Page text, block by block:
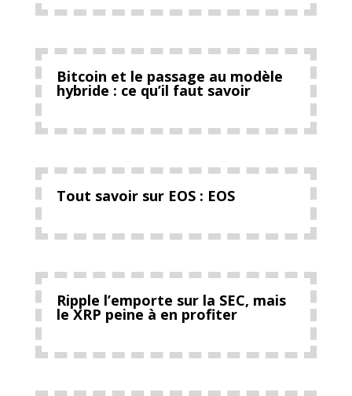
Bitcoin et le passage au modèle
hybride : ce qu’il faut savoir
Tout savoir sur EOS : EOS
Ripple l’emporte sur la SEC, mais
le XRP peine à en profiter